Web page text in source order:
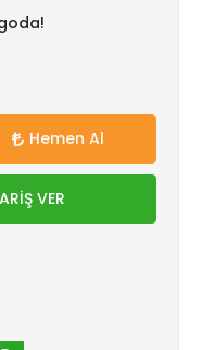
Hemen Al
VER